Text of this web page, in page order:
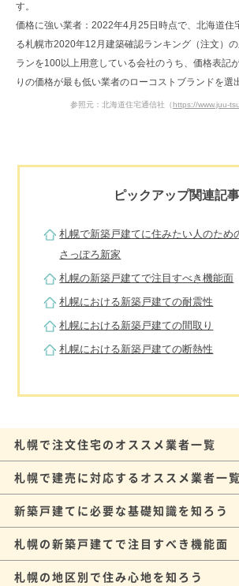
す。
価格に強い業者：2022年4月25日時点で、北海道住
る札幌市2020年12月建築確認ランキング（注文）
ランを100以上用意している会社のうち、価格表記
りの価格が最も低い業者のローコストブランドを選
参照元：北海道住宅通信社（https://www.juu-
ピックアップ関連記事
札幌で新築戸建てに住みたい人のため
さっぽろ新家
札幌の新築戸建てで注目すべき機能面
札幌における新築戸建ての耐震性
札幌における新築戸建ての間取り
札幌における新築戸建ての断熱性
札幌で注文住宅のオススメ業者一覧
札幌で建売に対応するオススメ業者一覧
新築戸建てに必要な基礎知識を知ろう
札幌の新築戸建てで注目すべき機能面
札幌の地区別で住み心地を知ろう